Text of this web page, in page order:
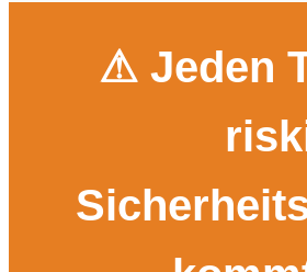
⚠ Jeden